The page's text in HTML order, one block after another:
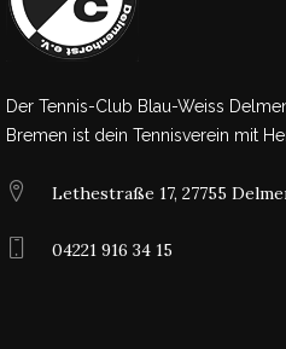
Der Tennis-Club Blau-Weiss
Bremen ist dein Tennisverein mit
Lethestraße 17, 27755
04221 916 34 15